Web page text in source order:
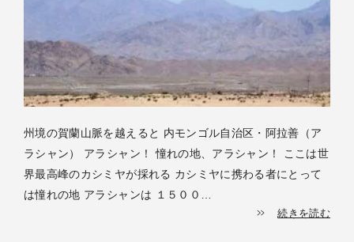
州境の賀蘭山脈を越えると 内モンゴル自治区・阿拉善（ア
ラシャン） アラシャン！ 憧れの地、アラシャン！ ここは世
界最高峰のカシミヤが採れる カシミヤに携わる者にとって
は憧れの地 アラシャンは １５００…
続きを読む